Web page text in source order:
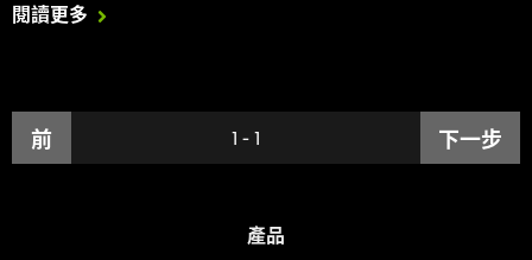
閱讀更多
前 1 - 1 下一步
產品